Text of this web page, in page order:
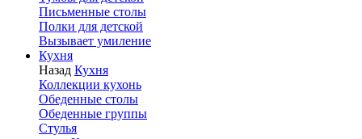
Письменные столы
Полки для детской
Вызывает умиление
Кухня
Назад Кухня
Коллекции кухонь
Обеденные столы
Обеденные группы
Стулья